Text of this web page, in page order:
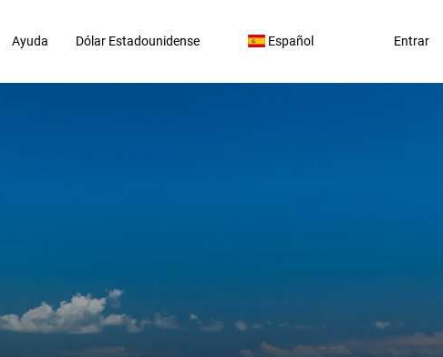
Ayuda Dólar Estadounidense Español Entrar